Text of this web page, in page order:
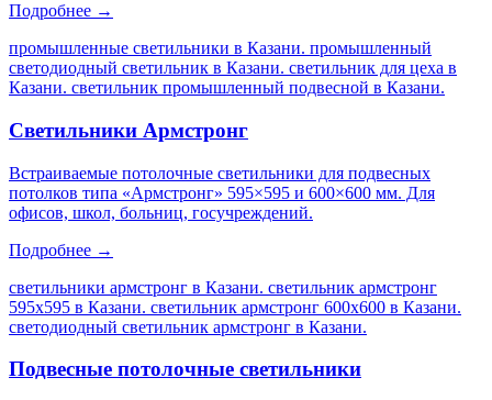
Подробнее →
промышленные светильники в Казани. промышленный
светодиодный светильник в Казани. светильник для цеха в
Казани. светильник промышленный подвесной в Казани.
Светильники Армстронг
Встраиваемые потолочные светильники для подвесных
потолков типа «Армстронг» 595×595 и 600×600 мм. Для
офисов, школ, больниц, госучреждений.
Подробнее →
светильники армстронг в Казани. светильник армстронг
595х595 в Казани. светильник армстронг 600х600 в Казани.
светодиодный светильник армстронг в Казани.
Подвесные потолочные светильники